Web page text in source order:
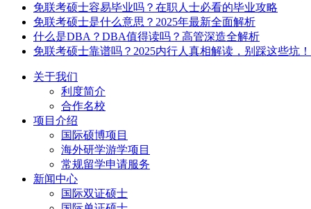
免联考硕士容易毕业吗？在职人士必看的毕业攻略
免联考硕士是什么意思？2025年最新全面解析
什么是DBA？DBA值得读吗？高管深造全解析
免联考硕士靠谱吗？2025内行人真相解读，别踩这些坑！
关于我们
利度简介
合作名校
项目介绍
国际硕博项目
海外研学游学项目
常规留学申请服务
新闻中心
国际双证硕士